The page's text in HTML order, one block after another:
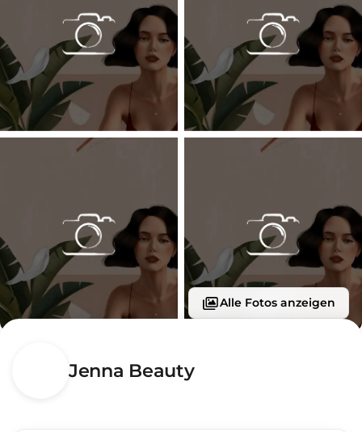
Alle Fotos anzeigen
Jenna Beauty